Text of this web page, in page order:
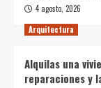
4 agosto, 2026
Arquitectura
Alquilas una
reparaciones y